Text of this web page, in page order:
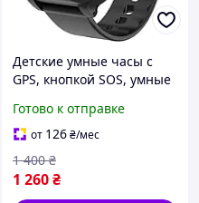
Детские умные часы с
GPS, кнопкой SOS, умные
BLACK-2
Готово к отправке
от 126₴/мес
1 260₴
1 400 ₴